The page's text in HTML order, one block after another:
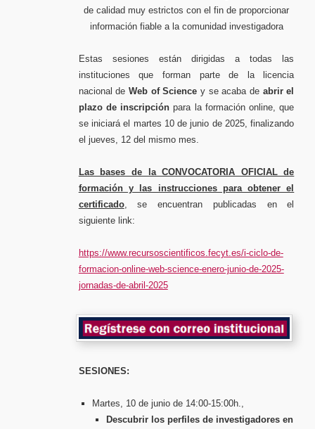
de calidad muy estrictos con el fin de proporcionar
información fiable a la comunidad investigadora
Estas sesiones están dirigidas a todas las
instituciones que forman parte de la licencia
nacional deWeb of Sciencey se acaba de abrir el
plazo de inscripción para la formación online, que
se iniciará el martes 10 de junio de 2025, finalizando
el jueves, 12 del mismo mes.
Las bases de la CONVOCATORIA OFICIAL de
formación y las instrucciones para obtener el
certificado, se encuentran publicadas en el
siguiente link:
https://www.recursoscientificos.fecyt.es/i-ciclo-de-
formacion-online-web-science-enero-junio-de-2025-
jornadas-de-abril-2025
SESIONES:
Martes, 10 de junio de 14:00-15:00h.,
Descubrir los perfiles de investigadores en